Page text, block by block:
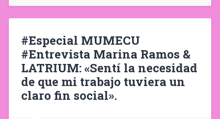
#Especial MUMECU
#Entrevista Marina Ramos &
LATRIUM: «Sentí la necesidad
de que mi trabajo tuviera un
claro fin social».